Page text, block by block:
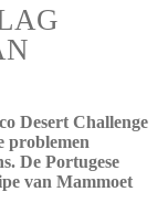
Desert Challenge
problemen
De Portugese
van Mammoet